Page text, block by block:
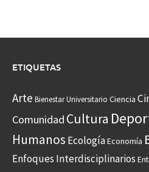
ETIQUETAS
Arte Bienestar Universitario Ciencia
Comunidad Cultura
Humanos EcologíaEconomía
Enfoques Interdisciplinarios